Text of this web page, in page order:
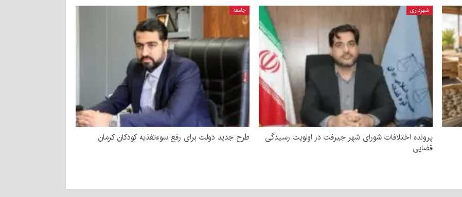
شهرداری
پرونده اختلافات شورای شهر جیرفت در اولویت رسیدگی
قضایی
جامعه
طرح جدید دولت برای رفع سوءتغذیه کودکان کرمان